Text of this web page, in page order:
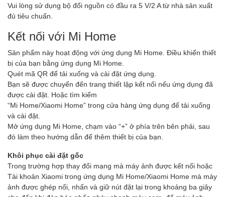
Vui lòng sử dụng bộ đổi nguồn có đầu ra 5 V/2 A từ nhà sản xuất
đủ tiêu chuẩn.
Kết nối với Mi Home
Sản phẩm này hoạt động với ứng dụng Mi Home. Điều khiển thiết
bị của bạn bằng ứng dụng Mi Home.
Quét mã QR để tải xuống và cài đặt ứng dụng.
Bạn sẽ được chuyển đến trang thiết lập kết nối nếu ứng dụng đã
được cài đặt. Hoặc tìm kiếm
“Mi Home/Xiaomi Home” trong cửa hàng ứng dụng để tải xuống
và cài đặt.
Mở ứng dụng Mi Home, chạm vào “+” ở phía trên bên phải, sau
đó làm theo hướng dẫn để thêm thiết bị của bạn.
Khôi phục cài đặt gốc
Trong trường hợp thay đổi mạng mà máy ảnh được kết nối hoặc
Tài khoản Xiaomi trong ứng dụng Mi Home/Xiaomi Home mà máy
ảnh được ghép nối, nhấn và giữ nút đặt lại trong khoảng ba giây